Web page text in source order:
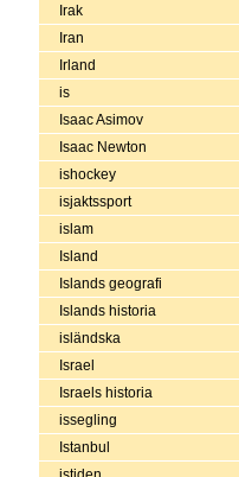
Irak
Iran
Irland
is
Isaac Asimov
Isaac Newton
ishockey
isjaktssport
islam
Island
Islands geografi
Islands historia
isländska
Israel
Israels historia
issegling
Istanbul